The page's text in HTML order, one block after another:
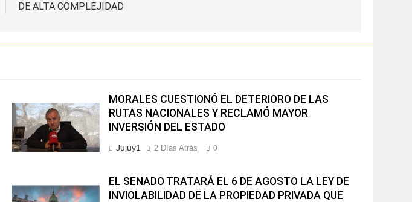
DE ALTA COMPLEJIDAD
MORALES CUESTIONÓ EL DETERIORO DE LAS
RUTAS NACIONALES Y RECLAMÓ MAYOR
INVERSIÓN DEL ESTADO
Jujuy1 2 Días Atrás 0
EL SENADO TRATARÁ EL 6 DE AGOSTO LA LEY DE
INVIOLABILIDAD DE LA PROPIEDAD PRIVADA QUE